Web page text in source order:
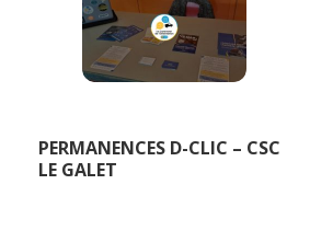
PERMANENCES D-CLIC – CSC
LE GALET